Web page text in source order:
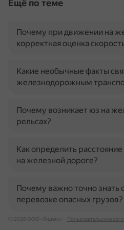
Ещё по теме
Почему при движении на
корректная оценка
Какие необычные факты
железнодорожным
Почему возникает юз на
рельсах?
Как определить
на железной дороге?
Почему важно точно знать
перевозке опасных грузов?
© 2026 ООО «Яндекс» Пользовательское